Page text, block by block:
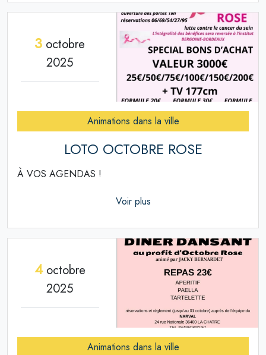
3 octobre
2025
Animations dans la ville
LOTO OCTOBRE ROSE
À VOS AGENDAS !
Voir plus
4octobre
2025
Animations dans la ville